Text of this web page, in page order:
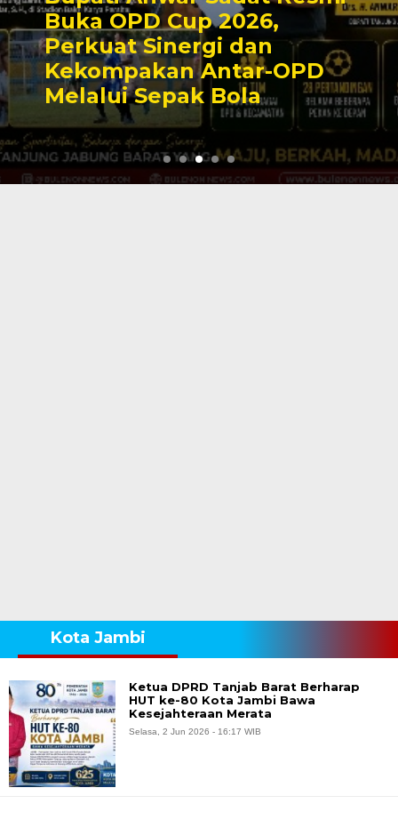
Buka OPD Cup 2026,
Perkuat Sinergi dan
Kekompakan Antar-OPD
Melalui Sepak Bola
Kota Jambi
Ketua DPRD Tanjab Barat Berharap
HUT ke-80 Kota Jambi Bawa
Kesejahteraan Merata
Selasa, 2 Jun 2026 - 16:17 WIB